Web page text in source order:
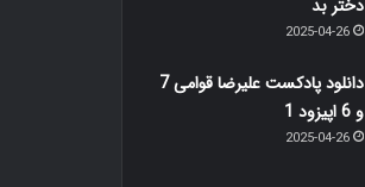
دختر بد
2025-04-26
دانلود پادکست علیرضا قوامی 7
و 6 اپیزود 1
2025-04-26